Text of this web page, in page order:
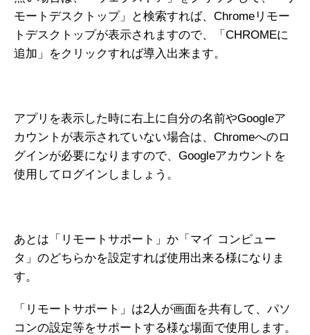
モートデスクトップ」と検索すれば、Chromeリモー
トデスクトップが表示されますので、「CHROMEに
追加」をクリックすれば導入出来ます。
アプリを表示した時に右上に自分の名前やGoogleア
カウントが表示されていない場合は、Chromeへのロ
グインが必要になりますので、Googleアカウントを
使用してログインしましょう。
あとは「リモートサポート」か「マイ コンピュー
タ」のどちらかを設定すれば使用出来る様になりま
す。
「リモートサポート」は2人が画面を共有して、パソ
コンの設定等をサポートする様な場面で使用します。